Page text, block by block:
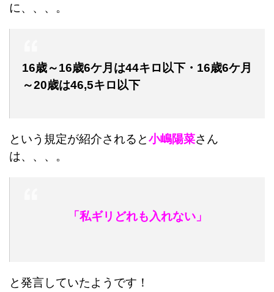
に、、、。
16歳～16歳6ケ月は44キロ以下・16歳6ケ月
～20歳は46,5キロ以下
という規定が紹介されると小嶋陽菜さん
は、、、。
「私ギリどれも入れない」
と発言していたようです！